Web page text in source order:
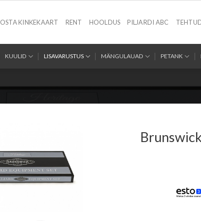
OSTA KINKEKAART RENT HOOLDUS PILJARDI ABC
KUULID LISAVARUSTUS MÄNGULAUAD PETANK